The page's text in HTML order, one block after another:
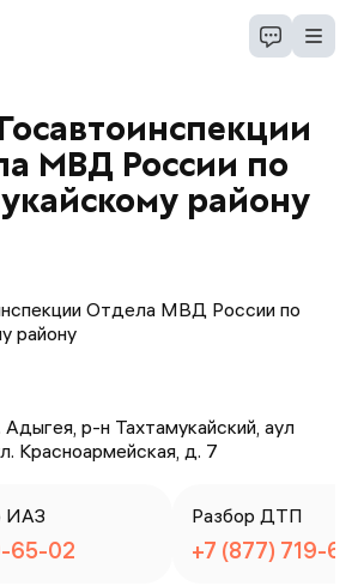
МВД России по
району
Отдела МВД России по
району
р-н Тахтамукайский, аул
Красноармейская, д. 7
ИАЗ
65-02
Разбор ДТП
+7 (877) 719-